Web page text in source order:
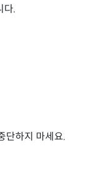
다.
단하지 마세요.